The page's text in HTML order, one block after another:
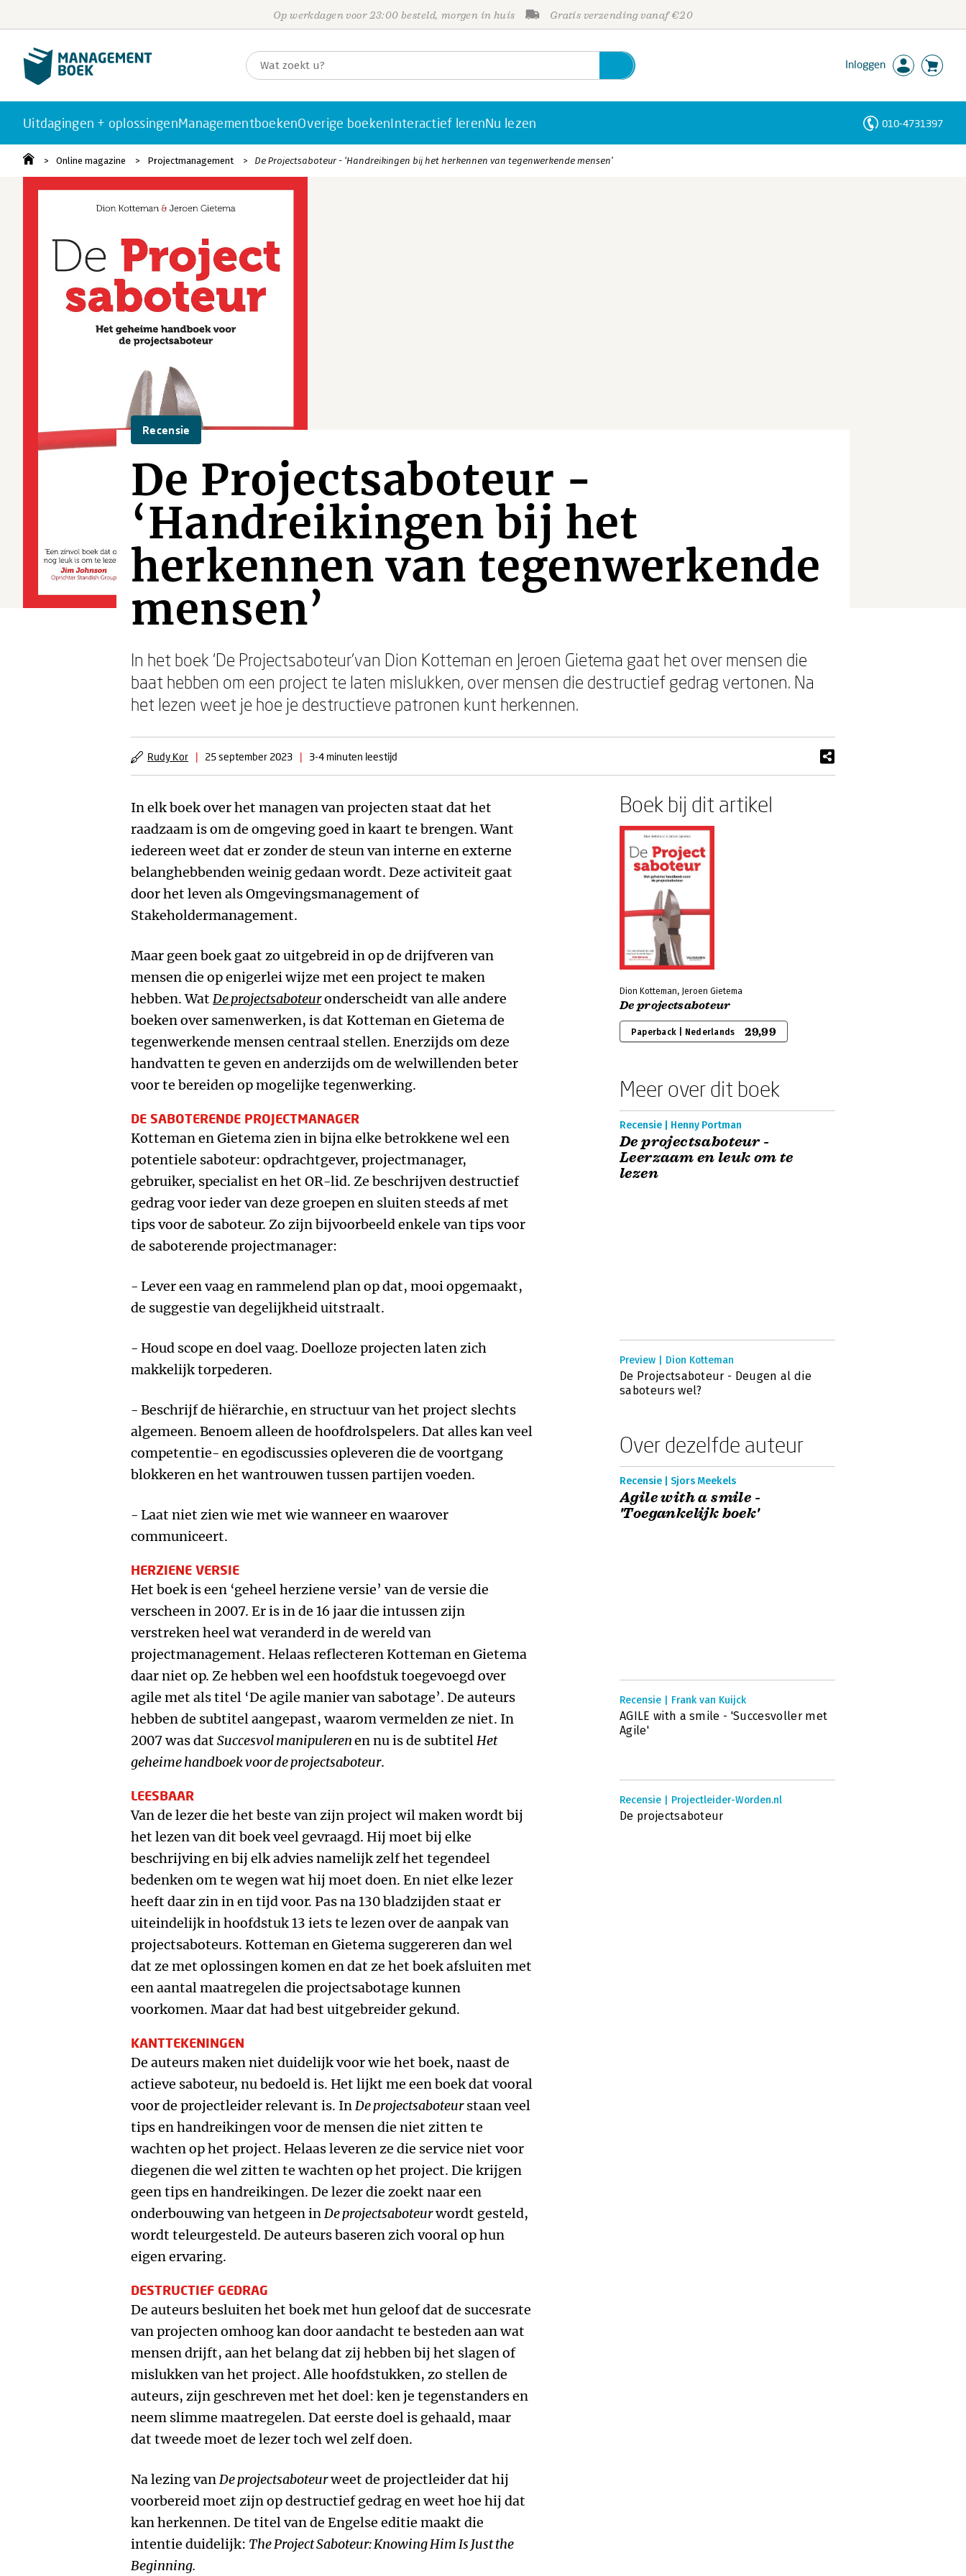
Op werkdagen voor 23:00 besteld, morgen in huis Gratis verzending vanaf €20
Inloggen
Uitdagingen + oplossingenManagementboekenOverige boekenInteractief lerenNu lezen 010-4731397
Online magazine Projectmanagement De Projectsaboteur - ‘Handreikingen bij het herkennen van tegenwerkende mensen’
Recensie
De Projectsaboteur -
‘Handreikingen bij het
herkennen van tegenwerkende
mensen’
In het boek ‘De Projectsaboteur’van Dion Kotteman en Jeroen Gietema gaat het over mensen die
baat hebben om een project te laten mislukken, over mensen die destructief gedrag vertonen. Na
het lezen weet je hoe je destructieve patronen kunt herkennen.
Rudy Kor | 25 september 2023 | 3-4 minuten leestijd
In elk boek over het managen van projecten staat dat het
raadzaam is om de omgeving goed in kaart te brengen. Want
iedereen weet dat er zonder de steun van interne en externe
belanghebbenden weinig gedaan wordt. Deze activiteit gaat
door het leven als Omgevingsmanagement of
Stakeholdermanagement.
Maar geen boek gaat zo uitgebreid in op de drijfveren van
mensen die op enigerlei wijze met een project te maken
hebben. Wat De projectsaboteuronderscheidt van alle andere
boeken over samenwerken, is dat Kotteman en Gietema de
tegenwerkende mensen centraal stellen. Enerzijds om deze
handvatten te geven en anderzijds om de welwillenden beter
voor te bereiden op mogelijke tegenwerking.
DE SABOTERENDE PROJECTMANAGER
Kotteman en Gietema zien in bijna elke betrokkene wel een
potentiele saboteur: opdrachtgever, projectmanager,
gebruiker, specialist en het OR-lid. Ze beschrijven destructief
gedrag voor ieder van deze groepen en sluiten steeds af met
tips voor de saboteur. Zo zijn bijvoorbeeld enkele van tips voor
de saboterende projectmanager:
- Lever een vaag en rammelend plan op dat, mooi opgemaakt,
de suggestie van degelijkheid uitstraalt.
- Houd scope en doel vaag. Doelloze projecten laten zich
makkelijk torpederen.
- Beschrijf de hiërarchie, en structuur van het project slechts
algemeen. Benoem alleen de hoofdrolspelers. Dat alles kan veel
competentie- en egodiscussies opleveren die de voortgang
blokkeren en het wantrouwen tussen partijen voeden.
- Laat niet zien wie met wie wanneer en waarover
communiceert.
HERZIENE VERSIE
Het boek is een ‘geheel herziene versie’ van de versie die
verscheen in 2007. Er is in de 16 jaar die intussen zijn
verstreken heel wat veranderd in de wereld van
projectmanagement. Helaas reflecteren Kotteman en Gietema
daar niet op. Ze hebben wel een hoofdstuk toegevoegd over
agile met als titel ‘De agile manier van sabotage’. De auteurs
hebben de subtitel aangepast, waarom vermelden ze niet. In
2007 was dat Succesvol manipulerenen nu is de subtitelHet
geheime handboek voor de projectsaboteur.
LEESBAAR
Van de lezer die het beste van zijn project wil maken wordt bij
het lezen van dit boek veel gevraagd. Hij moet bij elke
beschrijving en bij elk advies namelijk zelf het tegendeel
bedenken om te wegen wat hij moet doen. En niet elke lezer
heeft daar zin in en tijd voor. Pas na 130 bladzijden staat er
uiteindelijk in hoofdstuk 13 iets te lezen over de aanpak van
projectsaboteurs. Kotteman en Gietema suggereren dan wel
dat ze met oplossingen komen en dat ze het boek afsluiten met
een aantal maatregelen die projectsabotage kunnen
voorkomen. Maar dat had best uitgebreider gekund.
KANTTEKENINGEN
De auteurs maken niet duidelijk voor wie het boek, naast de
actieve saboteur, nu bedoeld is. Het lijkt me een boek dat vooral
voor de projectleider relevant is. InDe projectsaboteurstaan veel
tips en handreikingen voor de mensen die niet zitten te
wachten op het project. Helaas leveren ze die service niet voor
diegenen die wel zitten te wachten op het project. Die krijgen
geen tips en handreikingen. De lezer die zoekt naar een
onderbouwing van hetgeen inDe projectsaboteurwordt gesteld,
wordt teleurgesteld. De auteurs baseren zich vooral op hun
eigen ervaring.
DESTRUCTIEF GEDRAG
De auteurs besluiten het boek met hun geloof dat de succesrate
van projecten omhoog kan door aandacht te besteden aan wat
mensen drijft, aan het belang dat zij hebben bij het slagen of
mislukken van het project. Alle hoofdstukken, zo stellen de
auteurs, zijn geschreven met het doel: ken je tegenstanders en
neem slimme maatregelen. Dat eerste doel is gehaald, maar
dat tweede moet de lezer toch wel zelf doen.
Na lezing vanDe projectsaboteurweet de projectleider dat hij
voorbereid moet zijn op destructief gedrag en weet hoe hij dat
kan herkennen. De titel van de Engelse editie maakt die
intentie duidelijk: The Project Saboteur: Knowing Him Is Just the
Beginning.
Boek bij dit artikel
Dion Kotteman, Jeroen Gietema
De projectsaboteur
Paperback | Nederlands 29,99
Meer over dit boek
Recensie | Henny Portman
De projectsaboteur -
Leerzaam en leuk om te
lezen
Preview | Dion Kotteman
De Projectsaboteur - Deugen al die
saboteurs wel?
Over dezelfde auteur
Recensie | Sjors Meekels
Agile with a smile -
'Toegankelijk boek'
Recensie | Frank van Kuijck
AGILE with a smile - 'Succesvoller met
Agile'
Recensie | Projectleider-Worden.nl
De projectsaboteur
Personen